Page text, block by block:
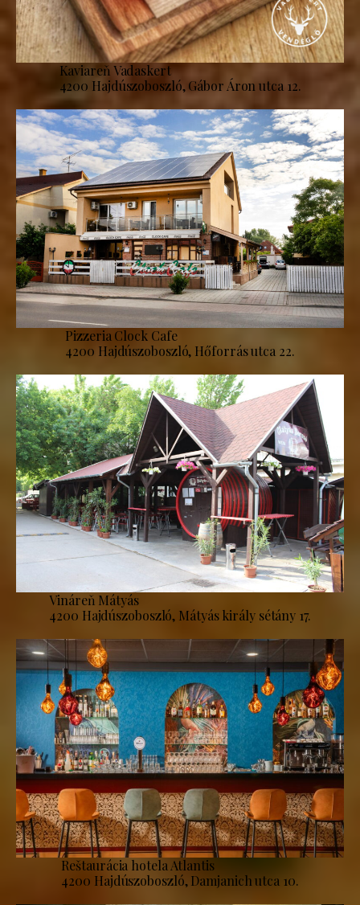
Kaviareň Vadaskert
4200 Hajdúszoboszló, Gábor Áron utca 12.
Pizzeria Clock Cafe
4200 Hajdúszoboszló, Hőforrás utca 22.
Vináreň Mátyás
4200 Hajdúszoboszló, Mátyás király sétány 17.
Reštaurácia hotela Atlantis
4200 Hajdúszoboszló, Damjanich utca 10.